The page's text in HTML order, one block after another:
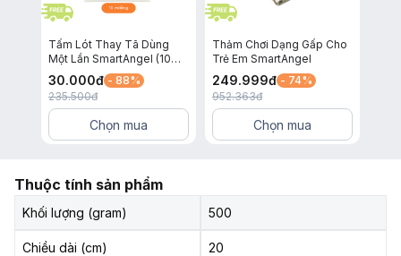
Tấm Lót Thay Tã Dùng
Một Lần SmartAngel (10
miếng)
30.000đ - 88%
235.500đ
Chọn mua
Thảm Chơi Dạng Gấp Cho
Trẻ Em SmartAngel
249.999đ - 74%
952.363đ
Chọn mua
Thuộc tính sản phẩm
Khối lượng (gram) 500
Chiều dài (cm) 20